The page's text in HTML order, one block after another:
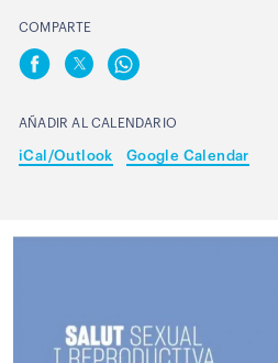
COMPARTE
AÑADIR AL CALENDARIO
iCal/Outlook Google Calendar